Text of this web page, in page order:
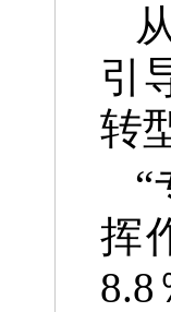
引
转
“
挥
8.8